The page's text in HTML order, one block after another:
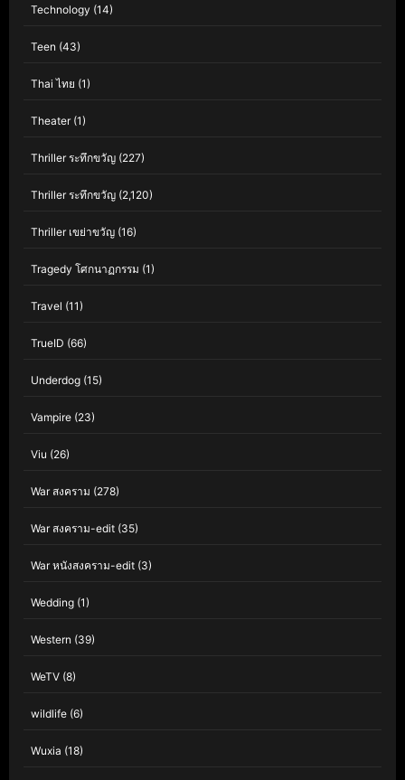
Technology (14)
Teen (43)
Thai ไทย (1)
Theater(1)
Thriller ระทึกขวัญ (227)
Thriller ระทึกขวัญ (2,120)
Thriller เขย่าขวัญ (16)
Tragedy โศกนาฏกรรม (1)
Travel (11)
TrueID (66)
Underdog (15)
Vampire (23)
Viu (26)
War สงคราม (278)
War สงคราม-edit (35)
War หนังสงคราม-edit (3)
Wedding (1)
Western (39)
WeTV (8)
wildlife (6)
Wuxia (18)